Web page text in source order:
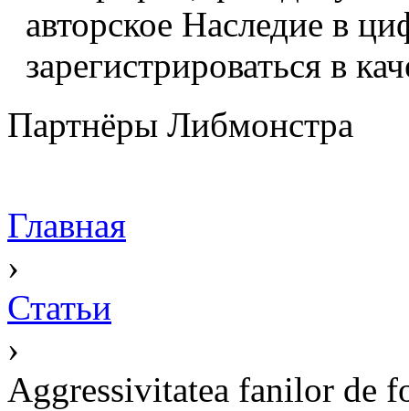
авторское Наследие в
зарегистрироваться в
Партнёры Либмонстра
Главная
›
Статьи
›
Aggressivitatea fanilor de